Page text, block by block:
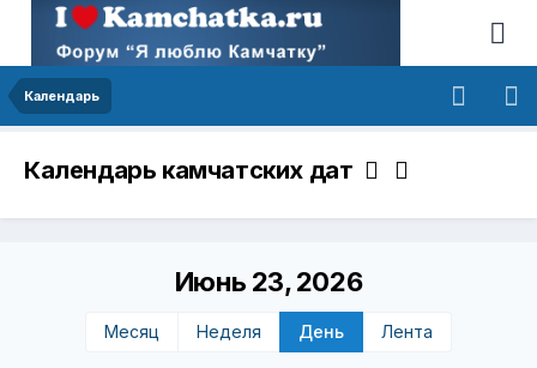
Календарь
Календарь камчатских дат
Июнь 23, 2026
Месяц Неделя День Лента